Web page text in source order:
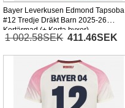
Bayer Leverkusen Edmond Tapsoba
#12 Tredje Dräkt Barn 2025-26
Kortärmad (+ Korta byxor)
1 002.58SEK 411.46SEK